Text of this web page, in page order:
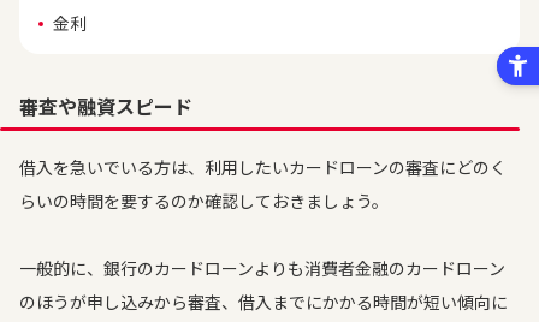
金利
審査や融資スピード
借入を急いでいる方は、利用したいカードローンの審査にどのく
らいの時間を要するのか確認しておきましょう。
一般的に、銀行のカードローンよりも消費者金融のカードローン
のほうが申し込みから審査、借入までにかかる時間が短い傾向に